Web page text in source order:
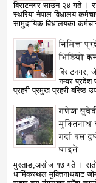
बिराटनगर साउन २४ गते ।
स्थरिया नेपाल विधालय
सामुदायिक विधालयका
निमित्त
भिडियो
बिराटनगर,
नम्वर प्रदेश
प्रहरी प्रमुख प्रहरी बरिष्ठ
गणेश
मुक्तिनाथ
गर्दा बस
घाइते
मुस्ताङ,असोज १७ गते ।
धार्मिकस्थल मुक्तिनाथबाट